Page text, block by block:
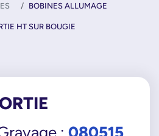
BOBINES ALLUMAGE
HT SUR BOUGIE
: 080515